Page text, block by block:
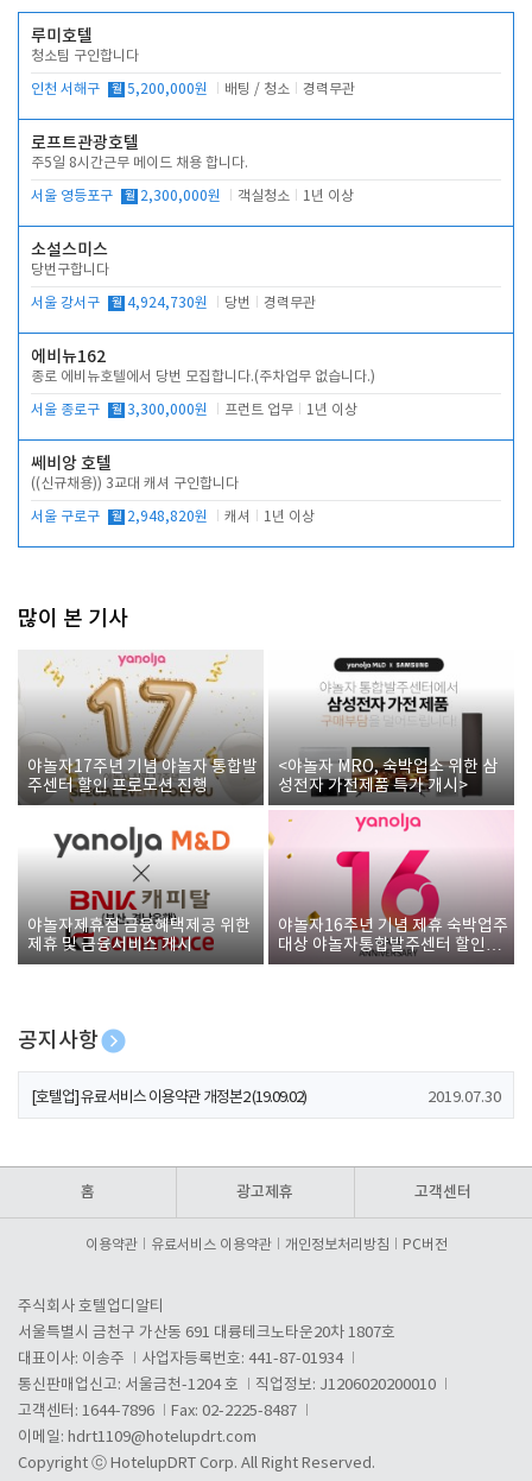
루미호텔
청소팀 구인합니다
인천 서해구 월 5,200,000원 배팅 / 청소 경력무관
로프트관광호텔
주5일 8시간근무 메이드 채용 합니다.
서울 영등포구 월 2,300,000원 객실청소 1년 이상
소설스미스
당번구합니다
서울 강서구 월 4,924,730원 당번 경력무관
에비뉴162
종로 에비뉴호텔에서 당번 모집합니다.(주차업무 없습니다.)
서울 종로구 월 3,300,000원 프런트 업무 1년 이상
쎄비앙 호텔
((신규채용)) 3교대 캐셔 구인합니다
서울 구로구 월 2,948,820원 캐셔 1년 이상
많이 본 기사
야놀자17주년 기념 야놀자 통합발
주센터 할인 프로모션 진행
<야놀자 MRO, 숙박업소 위한 삼
성전자 가전제품 특가 개시>
야놀자제휴점 금융혜택제공 위한
제휴 및 금융서비스 게시
야놀자16주년 기념 제휴 숙박업주
대상 야놀자통합발주센터 할인쿠
폰 증정
공지사항
[호텔업] 개인정보 처리방침 개정본1 (19.09.02)
[호텔업] 유료서비스 이용약관 개정본2 (19.09.02) 2019.07.30
홈 광고제휴 고객센터
이용약관 유료서비스 이용약관 개인정보처리방침 PC버전
주식회사 호텔업디알티
서울특별시 금천구 가산동 691 대륭테크노타운20차 1807호
대표이사: 이송주
사업자등록번호: 441-87-01934
통신판매업신고: 서울금천-1204 호
직업정보: J1206020200010
고객센터: 1644-7896
Fax: 02-2225-8487
이메일: hdrt1109@hotelupdrt.com
Copyright ⓒ HotelupDRT Corp. All Right Reserved.